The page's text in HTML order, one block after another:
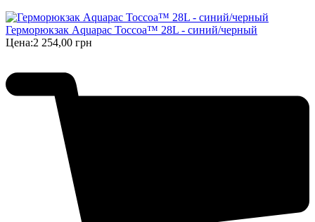
Герморюкзак Aquapac Toccoa™ 28L - синий/черный
Цена:2 254,00 грн